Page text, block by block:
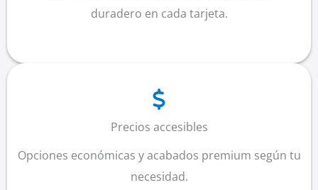
duradero en cada tarjeta.
Precios accesibles
Opciones económicas y acabados premium según tu
necesidad.